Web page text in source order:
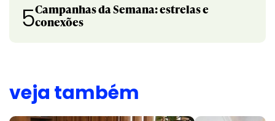
5Campanhas da Semana: estrelas e
conexões
veja também